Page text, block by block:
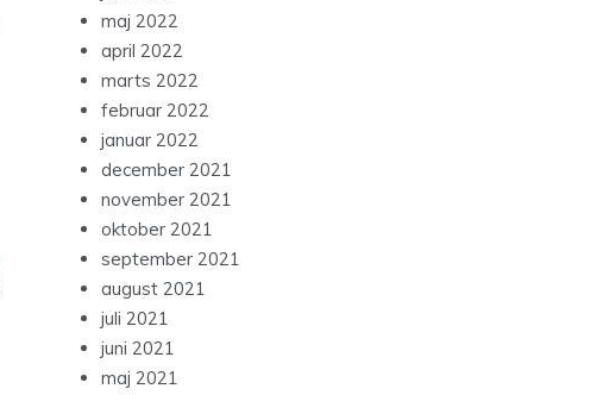
maj 2022
april 2022
marts 2022
februar 2022
januar 2022
december 2021
november 2021
oktober 2021
september 2021
august 2021
juli 2021
juni 2021
maj 2021